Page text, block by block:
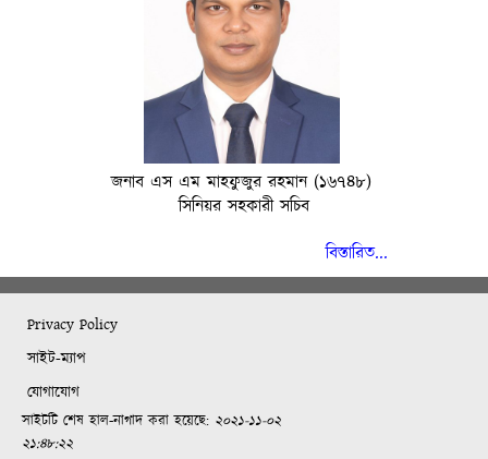
জনাব এস এম মাহফুজুর রহমান (১৬৭৪৮)
সিনিয়র সহকারী সচিব
বিস্তারিত...
Privacy Policy
সাইট-ম্যাপ
যোগাযোগ
সাইটটি শেষ হাল-নাগাদ করা হয়েছে: ২০২১-১১-০২
২১:৪৮:২২